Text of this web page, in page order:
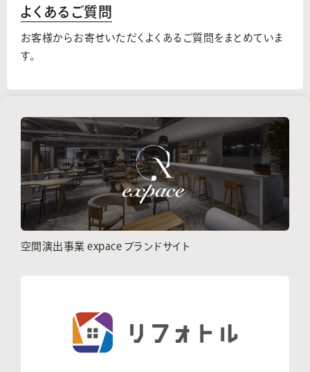
よくあるご質問
お客様からお寄せいただくよくあるご質問をまとめていま
す。
空間演出事業 expace ブランドサイト